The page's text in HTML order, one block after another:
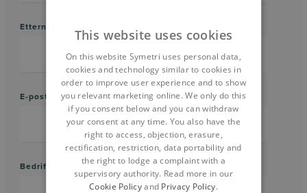
Etternavn
E-postadresse (arbeid) *
Bedriftsnavn
This website uses cookies
On this website Symetri uses personal data,
cookies and technology similar to cookies in
order to improve user experience and to show
you relevant marketing online. We only do this
if you consent below and you can withdraw
your consent at any time. You also have the
right to access, objection, erasure,
rectification, restriction, data portability and
the right to lodge a complaint with a
supervisory authority. Read more in our
Cookie Policyand Privacy Policy.